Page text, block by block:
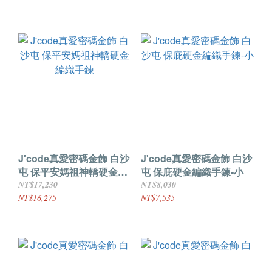
J'code真愛密碼金飾 白沙
屯 保平安媽祖神轎硬金編
織手鍊
NT$17,230
NT$16,275
J'code真愛密碼金飾 白沙
屯 保庇硬金編織手鍊-小
NT$8,030
NT$7,535